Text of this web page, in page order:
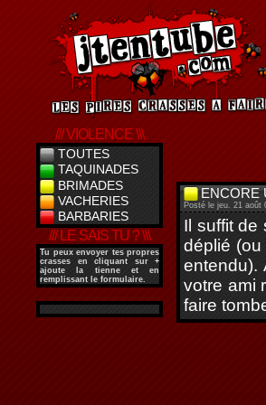
/// VIOLENCE \\\
TOUTES
TAQUINADES
BRIMADES
VACHERIES
BARBARIES
/// LE SAIS TU ? \\\
Tu peux envoyer tes propres
crasses en cliquant sur +
ajoute la tienneet en
remplissant le formulaire.
ENCORE
Posté le jeu. 21 août
Il suffit de
déplié
entendu).
votre ami
faire